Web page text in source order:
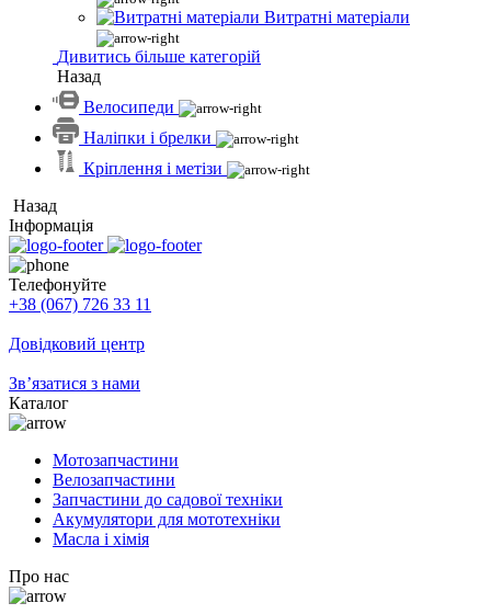
Витратні матеріали
Дивитись більше категорій
Назад
Велосипеди
Наліпки і брелки
Кріплення і метізи
Назад
Інформація
Телефонуйте
+38 (067) 726 33 11
Довідковий центр
Зв’язатися з нами
Каталог
Мотозапчастини
Велозапчастини
Запчастини до садової техніки
Акумулятори для мототехніки
Масла і хімія
Про нас